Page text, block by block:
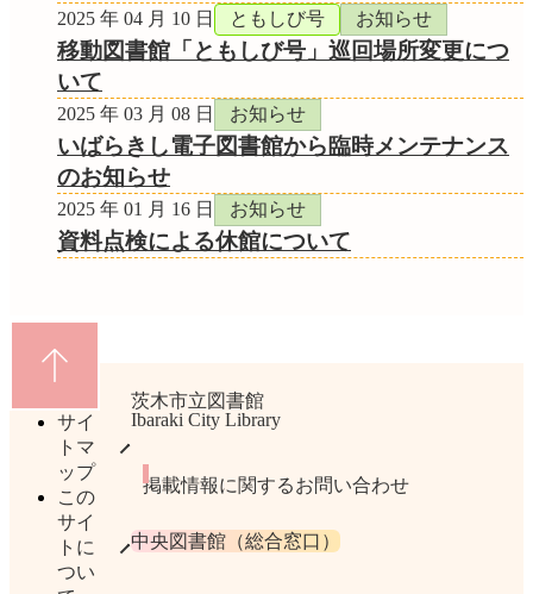
2025 年 04 月 10 日 ともしび号 お知らせ
移動図書館「ともしび号」巡回場所変更につ
いて
2025 年 03 月 08 日 お知らせ
いばらきし電子図書館から臨時メンテナンス
のお知らせ
2025 年 01 月 16 日 お知らせ
資料点検による休館について
サイ
トマ
ップ
この
サイ
トに
つい
茨木市立図書館
Ibaraki City Library
掲載情報に関するお問い合わせ
中央図書館（総合窓口）